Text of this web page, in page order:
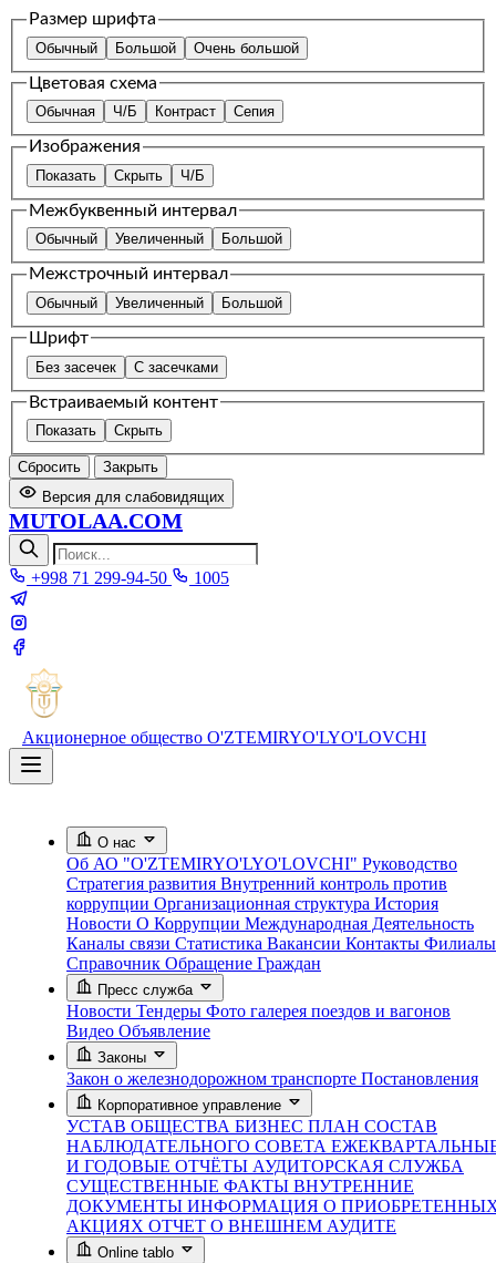
Размер шрифта
Обычный Большой Очень большой
Цветовая схема
Обычная Ч/Б Контраст Сепия
Изображения
Показать Скрыть Ч/Б
Межбуквенный интервал
Обычный Увеличенный Большой
Межстрочный интервал
Обычный Увеличенный Большой
Шрифт
Без засечек С засечками
Встраиваемый контент
Показать Скрыть
Сбросить
Закрыть
Версия для слабовидящих
MUTOLAA.COM
+998 71 299-94-50 1005
Акционерное общество O'ZTEMIRYO'LYO'LOVCHI
О нас
Об АО "O'ZTEMIRYO'LYO'LOVCHI" Руководство
Стратегия развития Внутренний контроль против
коррупции Организационная структура История
Новости О Коррупции Международная Деятельность
Каналы связи Статистика Вакансии Контакты Филиалы
Справочник Обращение Граждан
Пресс служба
Новости Тендеры Фото галерея поездов и вагонов
Видео Объявление
Законы
Закон о железнодорожном транспорте Постановления
Корпоративное управление
УСТАВ ОБЩЕСТВА БИЗНЕС ПЛАН СОСТАВ
НАБЛЮДАТЕЛЬНОГО СОВЕТА
И ГОДОВЫЕ ОТЧЁТЫ АУДИТОРСКАЯ СЛУЖБА
СУЩЕСТВЕННЫЕ ФАКТЫ ВНУТРЕННИЕ
ДОКУМЕНТЫ ИНФОРМАЦИЯ О
АКЦИЯХ ОТЧЕТ О ВНЕШНЕМ АУДИТЕ
Online tablo